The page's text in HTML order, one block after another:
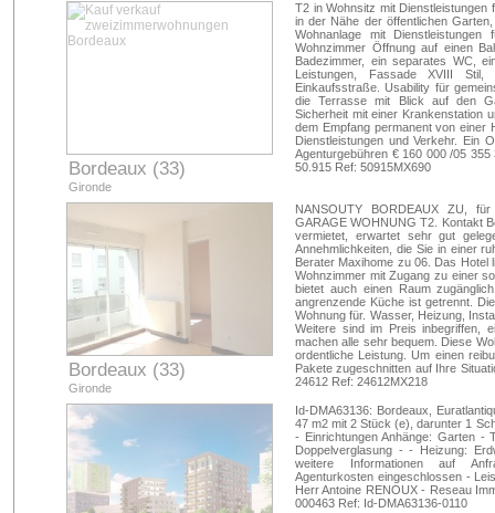
Bordeaux (33)
Gironde
T2 in Wohnsitz mit
in der Nähe der öffentlichen
Wohnanlage mit
Wohnzimmer Öffnung auf einen
Badezimmer, ein separates WC,
Leistungen, Fassade XVIII
Einkaufsstraße. Usability für
die Terrasse mit Blick auf den
Sicherheit mit einer Krankenstation
dem Empfang permanent von einer
Dienstleistungen und Verkehr. Ein
Agenturgebühren € 160 000 /05
50.915 Ref: 50915MX690
Bordeaux (33)
Gironde
NANSOUTY BORDEAUX ZU,
GARAGE WOHNUNG T2. Kontakt
vermietet, erwartet sehr gut
Annehmlichkeiten, die Sie in einer
Berater Maxihome zu 06. Das Hotel
Wohnzimmer mit Zugang zu einer
bietet auch einen Raum
angrenzende Küche ist getrennt.
Wohnung für. Wasser, Heizung,
Weitere sind im Preis inbegriffen,
machen alle sehr bequem. Diese
ordentliche Leistung. Um einen
Pakete zugeschnitten auf Ihre
24612 Ref: 24612MX218
Id-DMA63136: Bordeaux,
47 m2 mit 2 Stück (e), darunter 1
- Einrichtungen Anhänge: Garten
Doppelverglasung - - Heizung:
weitere Informationen auf
Agenturkosten eingeschlossen -
Herr Antoine RENOUX - Reseau
000463 Ref: Id-DMA63136-0110